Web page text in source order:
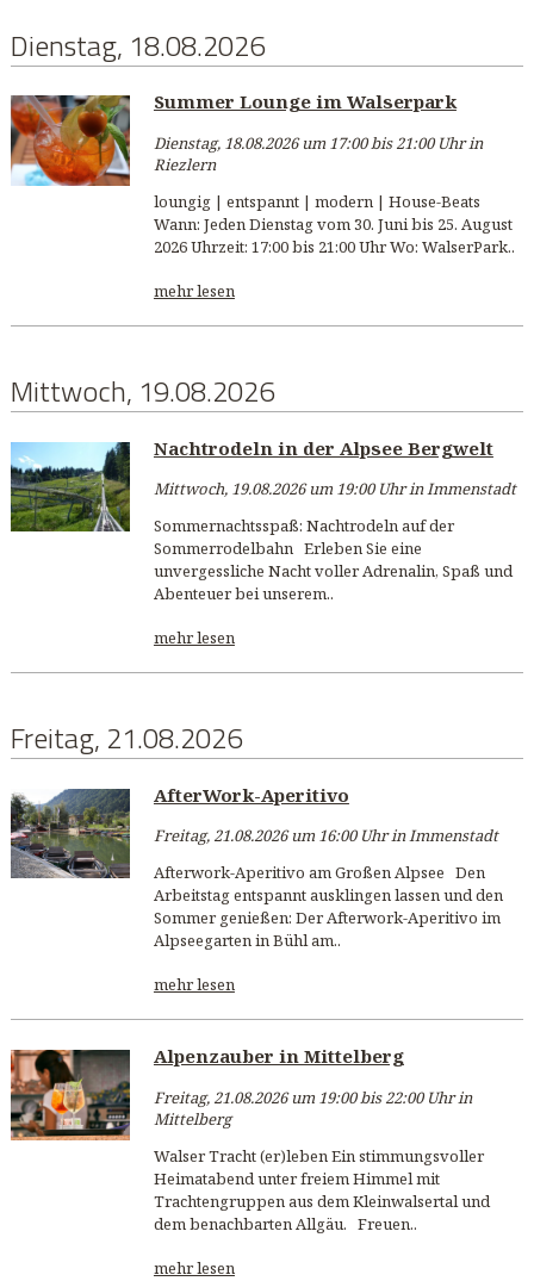
Dienstag, 18.08.2026
Summer Lounge im Walserpark
Dienstag, 18.08.2026 um 17:00 bis 21:00 Uhr in
Riezlern
loungig | entspannt | modern | House-Beats
Wann: Jeden Dienstag vom 30. Juni bis 25. August
2026 Uhrzeit: 17:00 bis 21:00 Uhr Wo: WalserPark..
mehr lesen
Mittwoch, 19.08.2026
Nachtrodeln in der Alpsee Bergwelt
Mittwoch, 19.08.2026 um 19:00 Uhr in Immenstadt
Sommernachtsspaß: Nachtrodeln auf der
Sommerrodelbahn Erleben Sie eine
unvergessliche Nacht voller Adrenalin, Spaß und
Abenteuer bei unserem..
mehr lesen
Freitag, 21.08.2026
AfterWork-Aperitivo
Freitag, 21.08.2026 um 16:00 Uhr in Immenstadt
Afterwork-Aperitivo am Großen Alpsee Den
Arbeitstag entspannt ausklingen lassen und den
Sommer genießen: Der Afterwork-Aperitivo im
Alpseegarten in Bühl am..
mehr lesen
Alpenzauber in Mittelberg
Freitag, 21.08.2026 um 19:00 bis 22:00 Uhr in
Mittelberg
Walser Tracht (er)leben Ein stimmungsvoller
Heimatabend unter freiem Himmel mit
Trachtengruppen aus dem Kleinwalsertal und
dem benachbarten Allgäu. Freuen..
mehr lesen